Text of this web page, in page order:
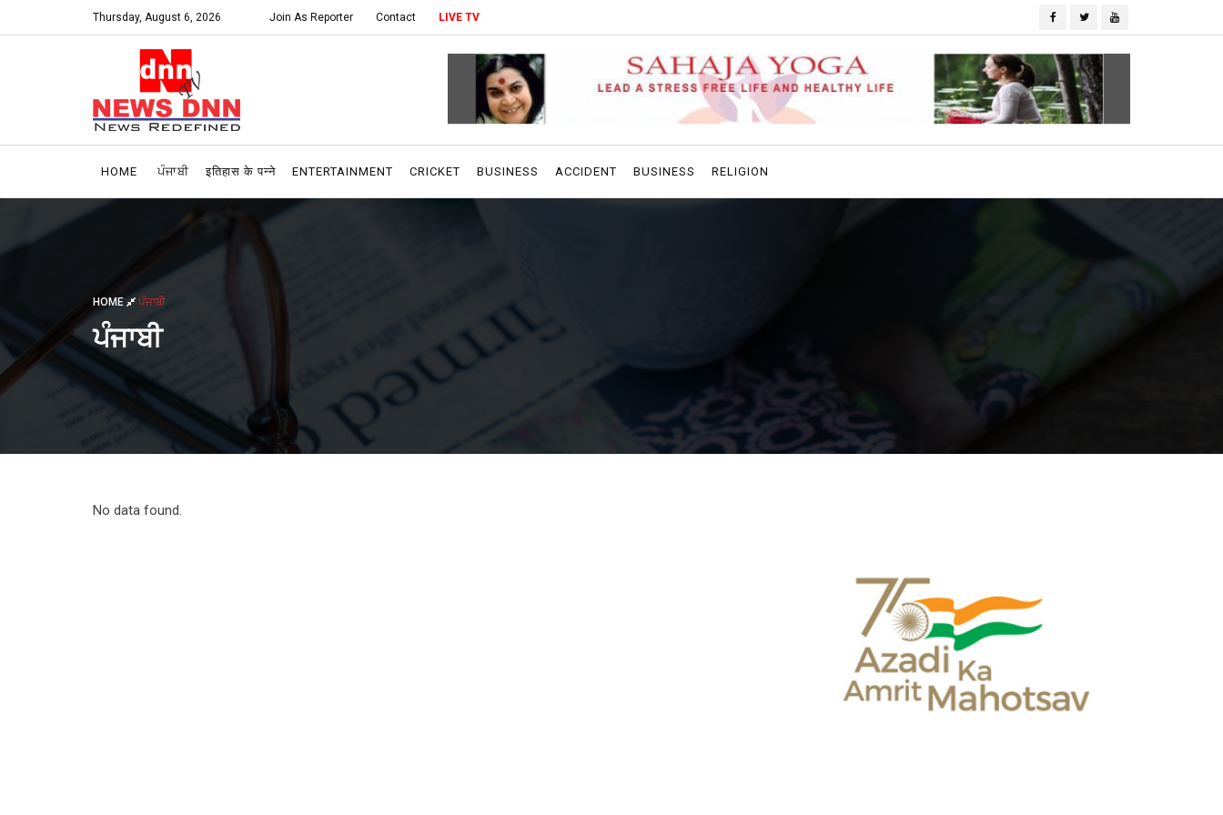
Thursday, August 6, 2026 Join As Reporter Contact LIVE TV
HOME ਪੰਜਾਬੀ इतिहास के पन्ने ENTERTAINMENT CRICKET BUSINESS ACCIDENT BUSINESS RELIGION
HOME ਪੰਜਾਬੀ
ਪੰਜਾਬੀ
No data found.